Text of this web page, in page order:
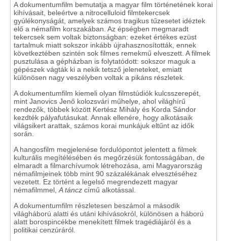
A dokumentumfilm bemutatja a magyar film történetének korai
kihívásait, beleértve a nitrocelluloid filmtekercsek
gyúlékonyságát, amelyek számos tragikus tűzesetet idéztek
elő a némafilm korszakában. Az épségben megmaradt
tekercsek sem voltak biztonságban: ezeket értékes ezüst
tartalmuk miatt sokszor inkább újrahasznosították, ennek
következtében szintén sok filmes remekmű elveszett. A filmek
pusztulása a gépházban is folytatódott: sokszor maguk a
gépészek vágták ki a nekik tetsző jeleneteket, emiatt
különösen nagy veszélyben voltak a pikáns részletek.
A dokumentumfilm kiemeli olyan filmstúdiók kulcsszerepét,
mint Janovics Jenő kolozsvári műhelye, ahol világhírű
rendezők, többek között Kertész Mihály és Korda Sándor
kezdték pályafutásukat. Annak ellenére, hogy alkotásaik
világsikert arattak, számos korai munkájuk eltűnt az idők
során.
A hangosfilm megjelenése fordulópontot jelentett a filmek
kulturális megítélésében és megőrzésük fontosságában, de
elmaradt a filmarchívumok létrehozása, ami Magyarország
némafilmjeinek több mint 90 százalékának elvesztéséhez
vezetett. Ez történt a legelső megrendezett magyar
némafilmmel, A táncz című alkotással.
A dokumentumfilm részletesen beszámol a második
világháború alatti és utáni kihívásokról, különösen a háború
alatt borospincékbe menekített filmek tragédiájáról és a
politikai cenzúráról.